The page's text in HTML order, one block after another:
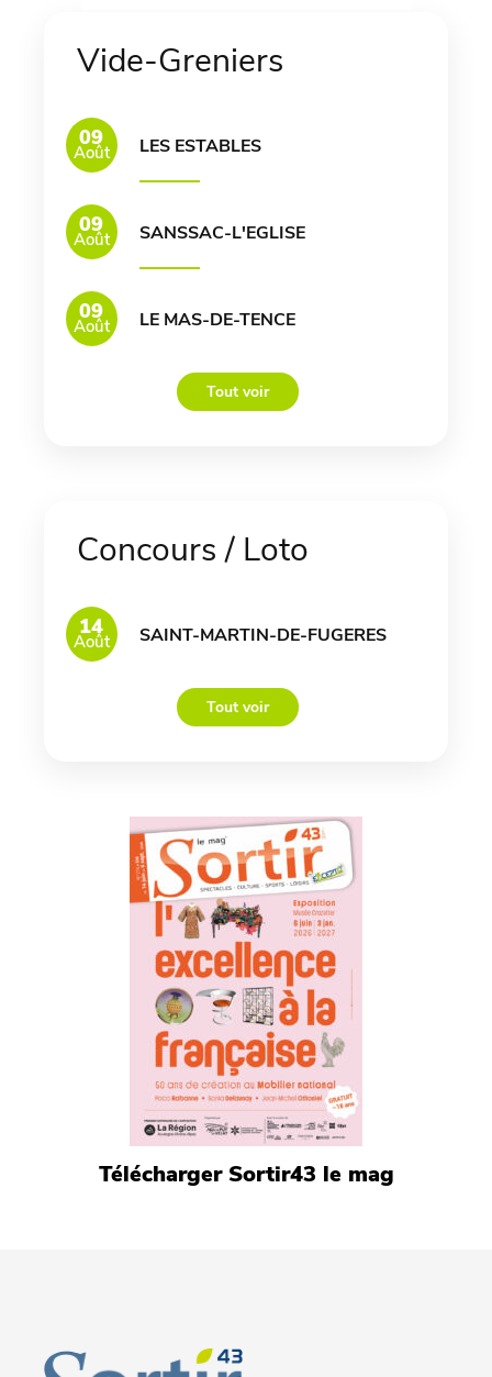
Vide-Greniers
09
Août LES ESTABLES
09
Août SANSSAC-L'EGLISE
09
Août LE MAS-DE-TENCE
Tout voir
Concours / Loto
14
Août SAINT-MARTIN-DE-FUGERES
Tout voir
Télécharger Sortir43 le mag